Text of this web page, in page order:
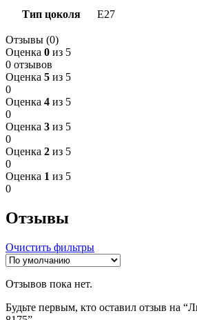
Тип цоколя E27
Отзывы (0)
Оценка 0 из 5
0 отзывов
Оценка 5 из 5
0
Оценка 4 из 5
0
Оценка 3 из 5
0
Оценка 2 из 5
0
Оценка 1 из 5
0
Отзывы
Очистить фильтры
Отзывов пока нет.
Будьте первым, кто оставил отзыв на